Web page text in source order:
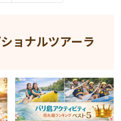
ョナルツアーラ